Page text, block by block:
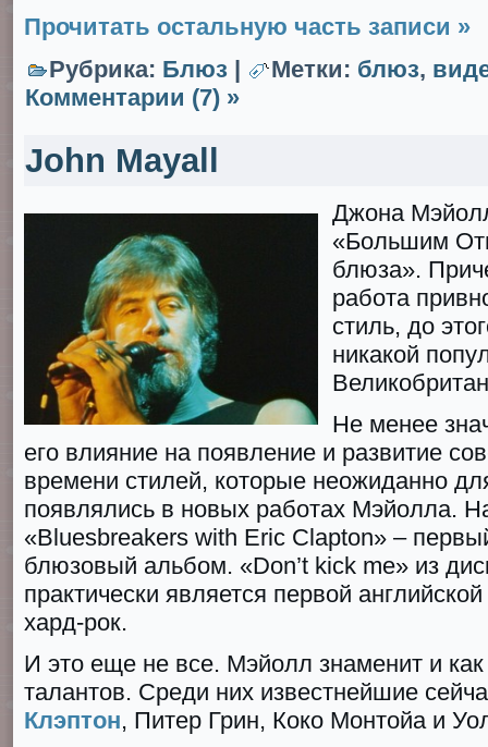
Прочитать остальную часть записи »
Рубрика: Блюз | Метки: блюз,
Комментарии (7) »
John Mayall
Джона
«Большим
блюза».
работа
стиль, до
никакой
Не менее
его влияние на появление и развитие
времени стилей, которые неожиданно
появлялись в новых работах Мэйолла.
«Bluеsbreakers with Eriс Claptоn» –
блюзовый альбом. «Dоn’t kiсk mе» из
практически является первой
хард-рок.
И это еще не все. Мэйолл знаменит и
талантов. Среди них известнейшие
Клэптон, Питер Грин, Коко Монтойа и